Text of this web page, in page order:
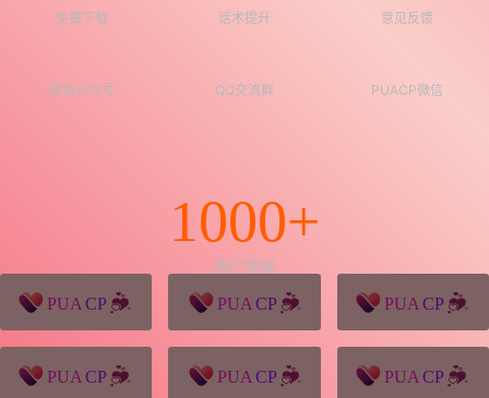
免费下载
话术提升
意见反馈
微信公众号 QQ交流群 PUACP微信
1000+
用户突破
猪八戒源码 win10系统下载 独秀青年